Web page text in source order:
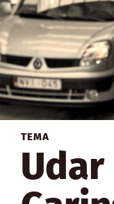
TEMA
Udar